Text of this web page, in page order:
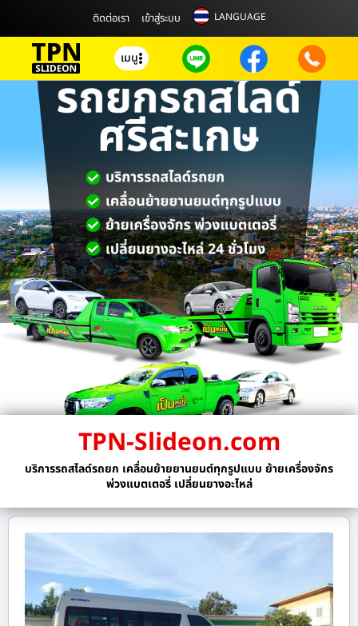
ติดต่อเรา เข้าสู่ระบบ LANGUAGE
เมนู
TPN-Slideon.com
บริการรถสไลด์รถยก เคลื่อนย้ายยานยนต์ทุกรูปแบบ ย้ายเครื่องจักร
พ่วงแบตเตอรี่ เปลี่ยนยางอะไหล่